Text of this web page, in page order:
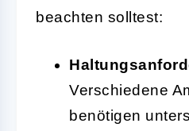
beachten solltest:
Verschiedene
benötigen